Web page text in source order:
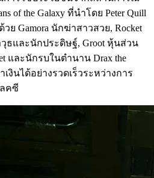
of the Galaxy ที่นำโดย Peter Quill
ย Gamora นักฆ่าสาวสวย, Rocket
วุธและนักประดิษฐ์, Groot หุ้นส่วน
และนักรบในตำนาน Drax the
งินได้อย่างรวดเร็วระหว่างการ
คซี